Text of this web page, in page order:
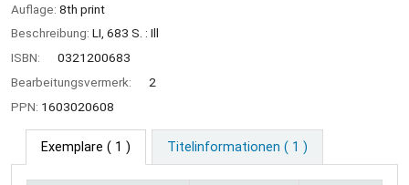
Auflage: 8th print
Beschreibung: LI, 683 S. : Ill
ISBN:
0321200683
Bearbeitungsvermerk:
2
PPN: 1603020608
Exemplare ( 1 ) Titelinformationen ( 1 )